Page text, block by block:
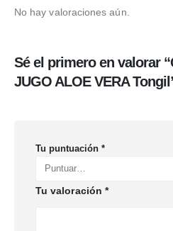
No hay valoraciones aún.
Sé el primero en valorar
JUGO ALOE VERA
Tu puntuación *
Tu valoración *